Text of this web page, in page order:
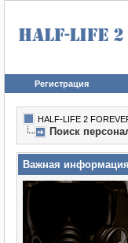
Регистрация
HALF-LIFE 2
Поиск
Важная информация